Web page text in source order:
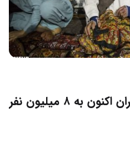
جمعیت افغانستانی‌ها در ایران اکنون به ۸ میلیون نفر